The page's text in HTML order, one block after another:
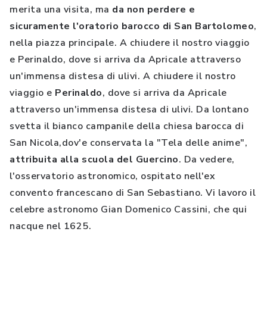
merita una visita, ma da non perdere e
sicuramente l'oratorio barocco di San Bartolomeo,
nella piazza principale. A chiudere il nostro viaggio
e Perinaldo, dove si arriva da Apricale attraverso
un'immensa distesa di ulivi. A chiudere il nostro
viaggio e Perinaldo, dove si arriva da Apricale
attraverso un'immensa distesa di ulivi. Da lontano
svetta il bianco campanile della chiesa barocca di
San Nicola,dov'e conservata la "Tela delle anime",
attribuita alla scuola del Guercino. Da vedere,
l'osservatorio astronomico, ospitato nell'ex
convento francescano di San Sebastiano. Vi lavoro il
celebre astronomo Gian Domenico Cassini, che qui
nacque nel 1625.